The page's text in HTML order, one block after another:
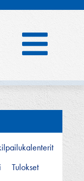
Tulokset